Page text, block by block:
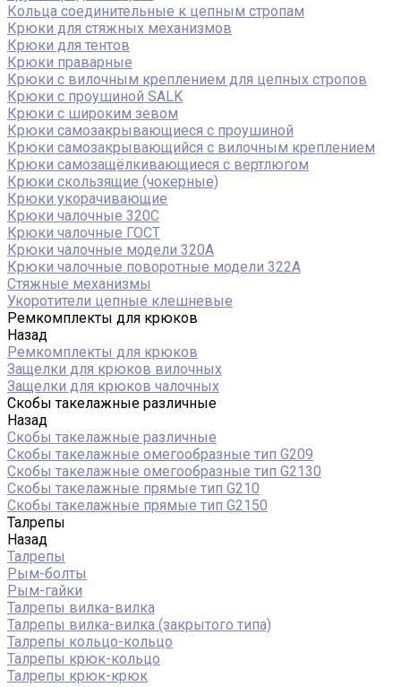
Кольца соединительные к цепным стропам
Крюки для стяжных механизмов
Крюки для тентов
Крюки праварные
Крюки с вилочным креплением для цепных стропов
Крюки с проушиной SALK
Крюки с широким зевом
Крюки самозакрывающиеся с проушиной
Крюки самозакрывающийся с вилочным креплением
Крюки самозащёлкивающиеся с вертлюгом
Крюки скользящие (чокерные)
Крюки укорачивающие
Крюки чалочные 320C
Крюки чалочные ГОСТ
Крюки чалочные модели 320А
Крюки чалочные поворотные модели 322А
Стяжные механизмы
Укоротители цепные клешневые
Ремкомплекты для крюков
Назад
Ремкомплекты для крюков
Защелки для крюков вилочных
Защелки для крюков чалочных
Скобы такелажные различные
Назад
Скобы такелажные различные
Скобы такелажные омегообразные тип G209
Скобы такелажные омегообразные тип G2130
Скобы такелажные прямые тип G210
Скобы такелажные прямые тип G2150
Талрепы
Назад
Талрепы
Рым-болты
Рым-гайки
Талрепы вилка-вилка
Талрепы вилка-вилка (закрытого типа)
Талрепы кольцо-кольцо
Талрепы крюк-кольцо
Талрепы крюк-крюк